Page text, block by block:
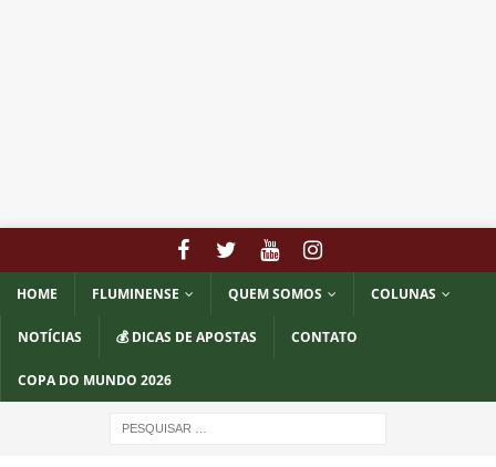
HOME FLUMINENSE QUEM SOMOS COLUNAS
NOTÍCIAS 💰 DICAS DE APOSTAS CONTATO
COPA DO MUNDO 2026